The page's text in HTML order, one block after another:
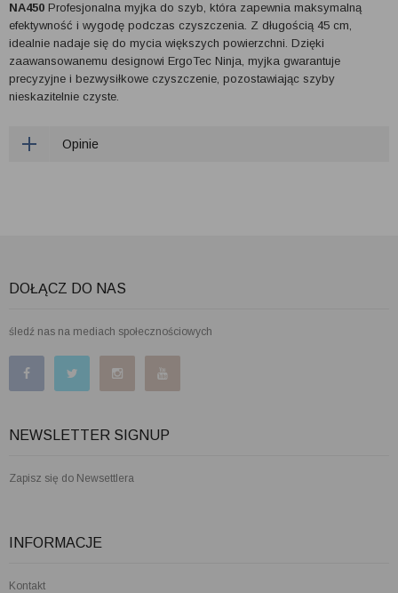
NA450 Profesjonalna myjka do szyb, która zapewnia maksymalną
efektywność i wygodę podczas czyszczenia. Z długością 45 cm,
idealnie nadaje się do mycia większych powierzchni. Dzięki
zaawansowanemu designowi ErgoTec Ninja, myjka gwarantuje
precyzyjne i bezwysiłkowe czyszczenie, pozostawiając szyby
nieskazitelnie czyste.
Opinie
DOŁĄCZ DO NAS
śledź nas na mediach społecznościowych
NEWSLETTER SIGNUP
Zapisz się do Newsettlera
INFORMACJE
Kontakt